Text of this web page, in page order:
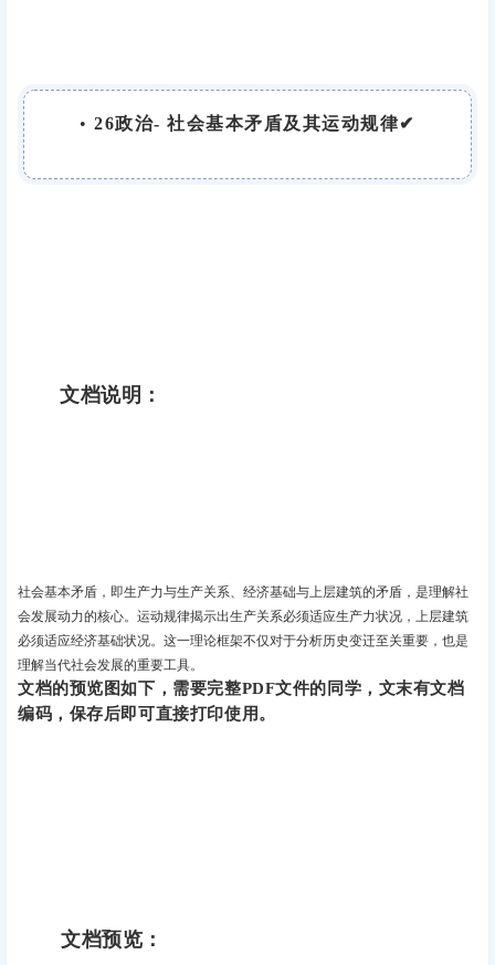
•26政治- 社会基本矛盾及其运动规律✔
文档说明：
社会基本矛盾，即生产力与生产关系、经济基础与上层建筑的矛盾，是理解社
会发展动力的核心。运动规律揭示出生产关系必须适应生产力状况，上层建筑
必须适应经济基础状况。这一理论框架不仅对于分析历史变迁至关重要，也是
理解当代社会发展的重要工具。
文档的预览图如下，需要完整PDF文件的同学，文末有文档
编码，保存后即可直接打印使用。
文档预览：